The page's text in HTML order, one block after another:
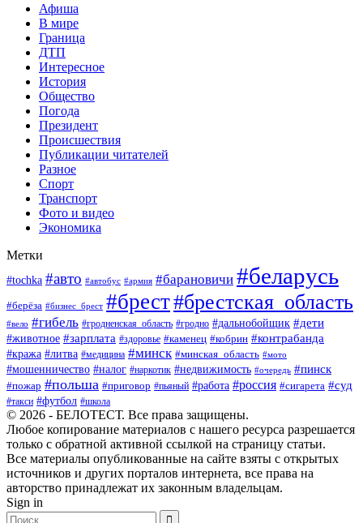
Афиша
В мире
Граница
ДТП
Интересное
История
Общество
Погода
Президент
Происшествия
Публикации читателей
Разное
Спорт
Транспорт
Фото и видео
Экономика
Метки
#tochka #авто #автобус #армия #барановичи #беларусь
#берёза #бизнес_брест #брест#брестская_область
#вело #гибель #гродненская_область #гродно #дальнобойщик #дети
#животное #зарплата #здоровье #каменец #кобрин #контрабанда
#кража #литва #медицина #минск #минская_область #мото
#мошенничество #налог #наркотик #недвижимость #очередь #пинск
#пожар #польша #приговор #пьяный #работа #россия #сигарета #суд
#такси #футбол #школа
© 2026 - БЕЛОТЕСТ. Все права защищены.
Любое копирование материалов с нашего ресурса разрешается
только с обратной активной ссылкой на страницу статьи.
Все материалы опубликованные на сайте взяты с открытых
источников и других порталов интернета, все права на
авторство принадлежат их законным владельцам.
Sign in